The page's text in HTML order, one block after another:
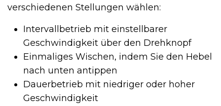
verschiedenen Stellungen wählen:
Intervallbetrieb mit einstellbarer
Geschwindigkeit über den Drehknopf
Einmaliges Wischen, indem Sie den Hebel
nach unten antippen
Dauerbetrieb mit niedriger oder hoher
Geschwindigkeit